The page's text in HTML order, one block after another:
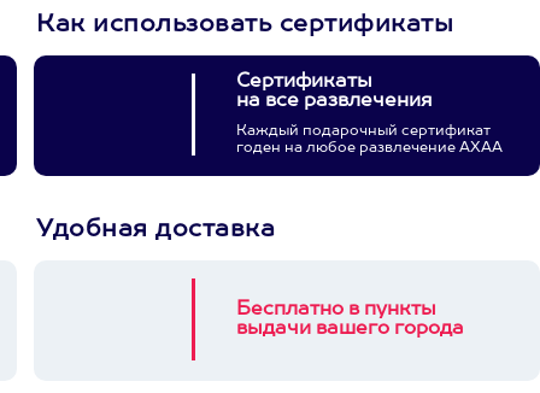
Как использовать сертификаты
Сертификаты
на все развлечения
Каждый подарочный сертификат
годен на любое развлечение АХАА
Удобная доставка
Бесплатно в пункты
выдачи вашего города